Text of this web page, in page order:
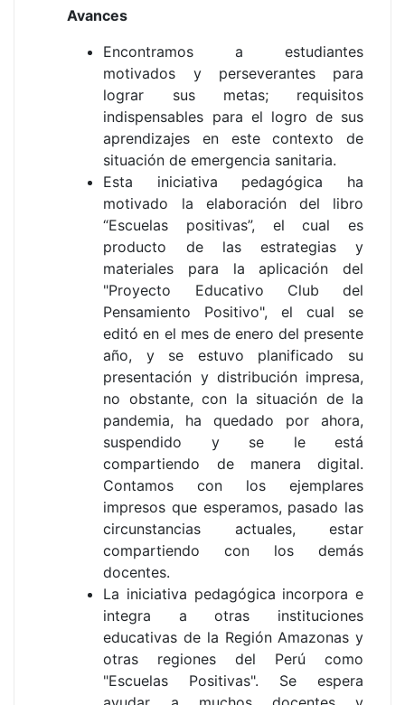
Avances
Encontramos a estudiantes
motivados y perseverantes para
lograr sus metas; requisitos
indispensables para el logro de sus
aprendizajes en este contexto de
situación de emergencia sanitaria.
Esta iniciativa pedagógica ha
motivado la elaboración del libro
“Escuelas positivas”, el cual es
producto de las estrategias y
materiales para la aplicación del
"Proyecto Educativo Club del
Pensamiento Positivo", el cual se
editó en el mes de enero del presente
año, y se estuvo planificado su
presentación y distribución impresa,
no obstante, con la situación de la
pandemia, ha quedado por ahora,
suspendido y se le está
compartiendo de manera digital.
Contamos con los ejemplares
impresos que esperamos, pasado las
circunstancias actuales, estar
compartiendo con los demás
docentes.
La iniciativa pedagógica incorpora e
integra a otras instituciones
educativas de la Región Amazonas y
otras regiones del Perú como
"Escuelas Positivas". Se espera